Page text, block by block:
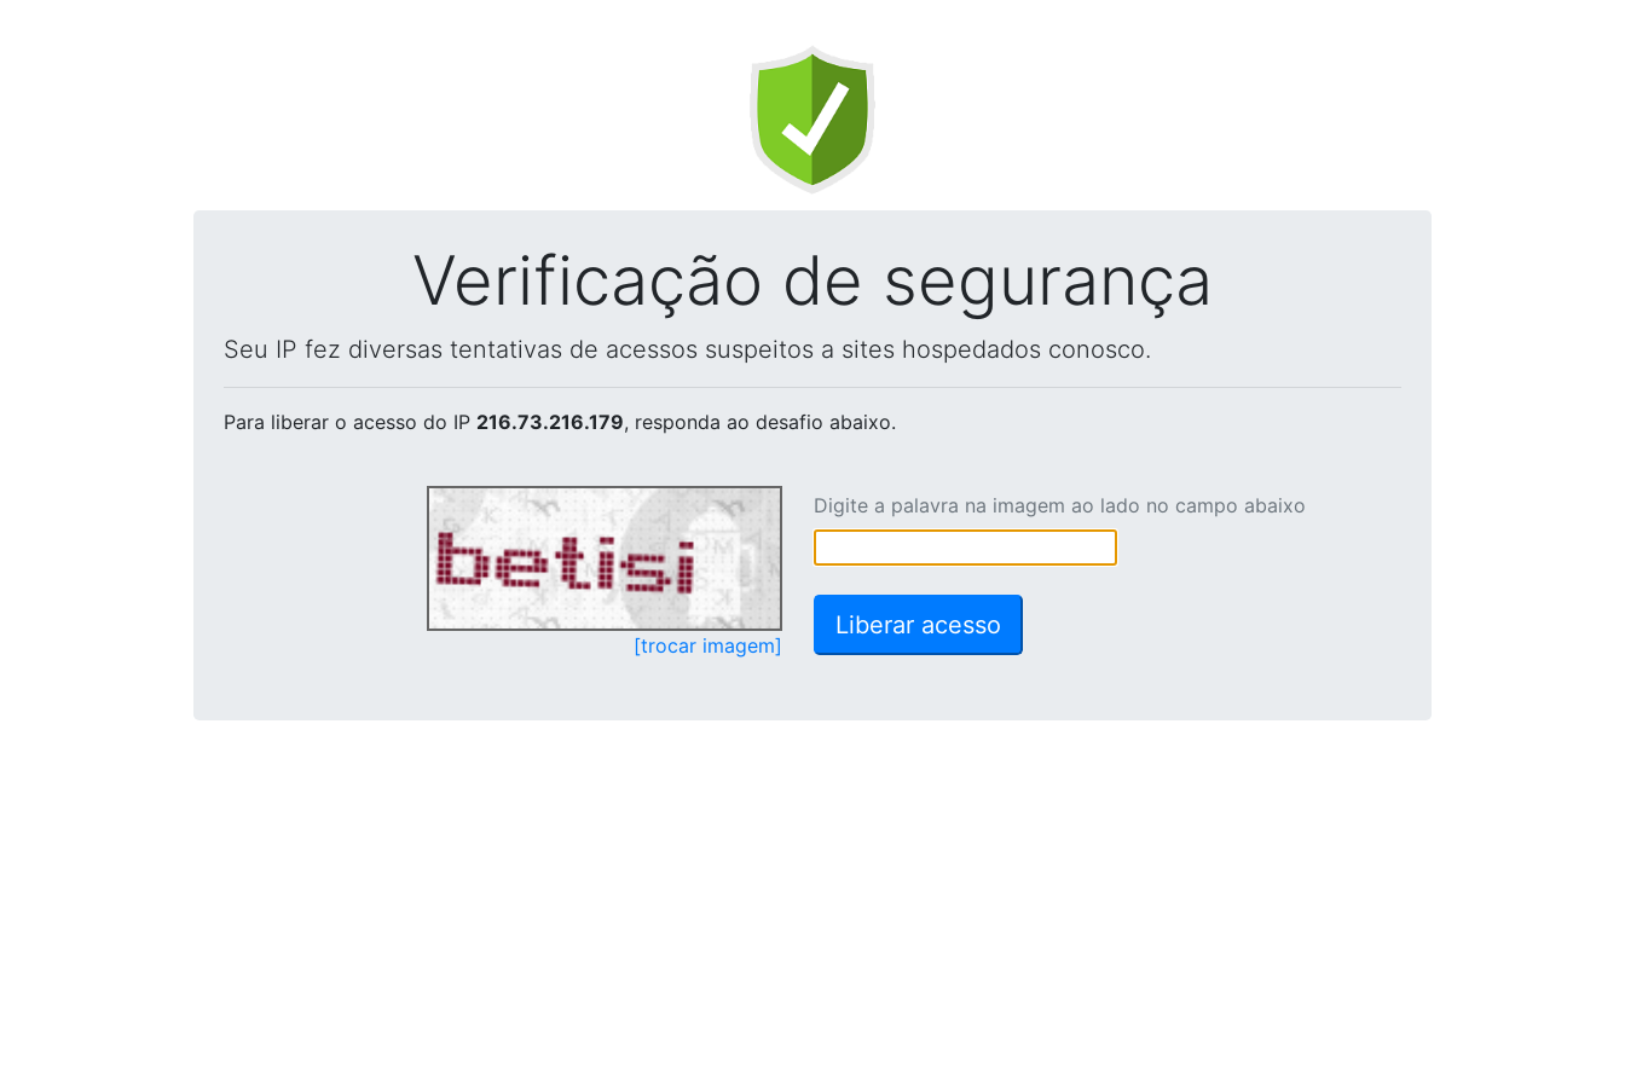
Verificação de segurança
Seu IP fez diversas tentativas de acessos suspeitos a sites hospedados conosco.
Para liberar o acesso do IP 216.73.216.179, responda ao desafio abaixo.
[trocar imagem]
Digite a palavra na imagem ao lado no campo abaixo